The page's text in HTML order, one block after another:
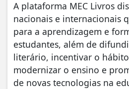
A plataforma MEC Livros
nacionais e internacionais
para a aprendizagem e
estudantes, além de
literário, incentivar o
modernizar o ensino e
de novas tecnologias na